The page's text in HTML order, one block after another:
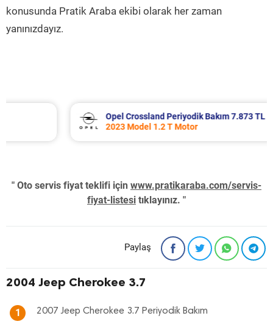
konusunda Pratik Araba ekibi olarak her zaman
yanınızdayız.
Opel Crossland Periyodik Bakım 7.873 TL
2023 Model 1.2 T Motor
" Oto servis fiyat teklifi için www.pratikaraba.com/servis-
fiyat-listesi tıklayınız. "
Paylaş
2004 Jeep Cherokee 3.7
1 2007 Jeep Cherokee 3.7 Periyodik Bakım